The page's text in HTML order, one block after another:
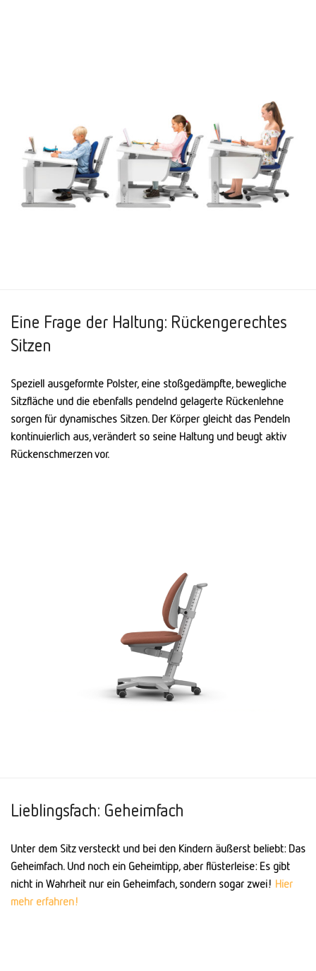
Eine Frage der Haltung: Rückengerechtes
Sitzen
Speziell ausgeformte Polster, eine stoßgedämpfte, bewegliche
Sitzfläche und die ebenfalls pendelnd gelagerte Rückenlehne
sorgen für dynamisches Sitzen. Der Körper gleicht das Pendeln
kontinuierlich aus, verändert so seine Haltung und beugt aktiv
Rückenschmerzen vor.
Lieblingsfach: Geheimfach
Unter dem Sitz versteckt und bei den Kindern äußerst beliebt: Das
Geheimfach. Und noch ein Geheimtipp, aber flüsterleise: Es gibt
nicht in Wahrheit nur ein Geheimfach, sondern sogar zwei! Hier
mehr erfahren!